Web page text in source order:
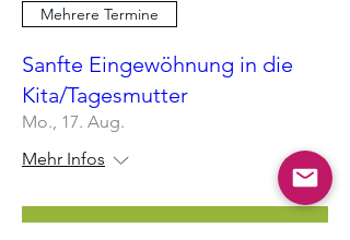
Mehrere Termine
Sanfte Eingewöhnung in die
Kita/Tagesmutter
Mo., 17. Aug.
Mehr Infos
Antworten